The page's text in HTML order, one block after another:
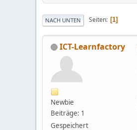
NACH UNTEN Seiten 1
ICT-Learnfactory
Newbie
Beiträge: 1
Gespeichert